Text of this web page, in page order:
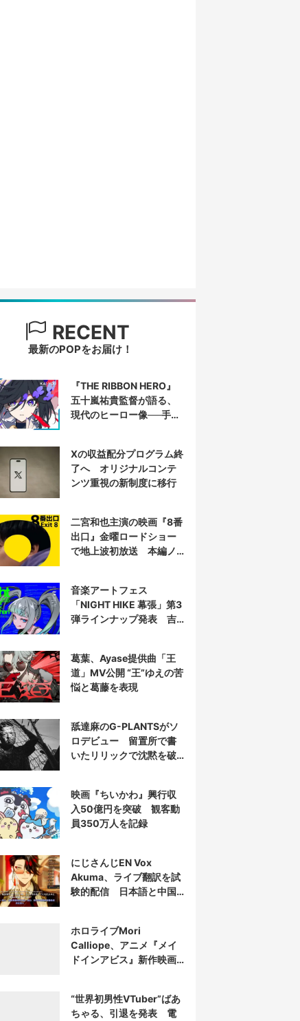
RECENT
最新のPOPをお届け！
『THE RIBBON HERO』
五十嵐祐貴監督が語る、
現代のヒーロー像──手塚
Xの収益配分プログラム終
了へ オリジナルコンテ
ンツ重視の新制度に移行
二宮和也主演の映画『8番
出口』金曜ロードショー
で地上波初放送 本編ノ
音楽アートフェス
「NIGHT HIKE 幕張」第3
弾ラインナップ発表 吉
葛葉、Ayase提供曲「王
道」MV公開 “王”ゆえの苦
悩と葛藤を表現
舐達麻のG-PLANTSがソ
ロデビュー 留置所で書
いたリリックで沈黙を破
映画『ちいかわ』興行収
入50億円を突破 観客動
員350万人を記録
にじさんじEN Vox
Akuma、ライブ翻訳を試
験的配信 日本語と中国
ホロライブMori
Calliope、アニメ『メイ
ドインアビス』新作映画
“世界初男性VTuber”ばあ
ちゃる、引退を発表 電